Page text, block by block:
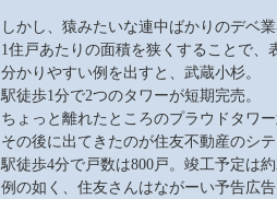
しかし、猿みたいな連中ばかりのデベ
1住戸あたりの面積を狭くすることで、
分かりやすい例を出すと、武蔵小杉。
駅徒歩1分で2つのタワーが短期完売。
ちょっと離れたところのプラウドタワ
その後に出てきたのが住友不動産のシテ
駅徒歩4分で戸数は800戸。竣工予定は約
例の如く、住友さんはながーい予告広